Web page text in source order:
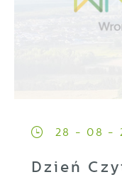
28 - 08 -
Dzień